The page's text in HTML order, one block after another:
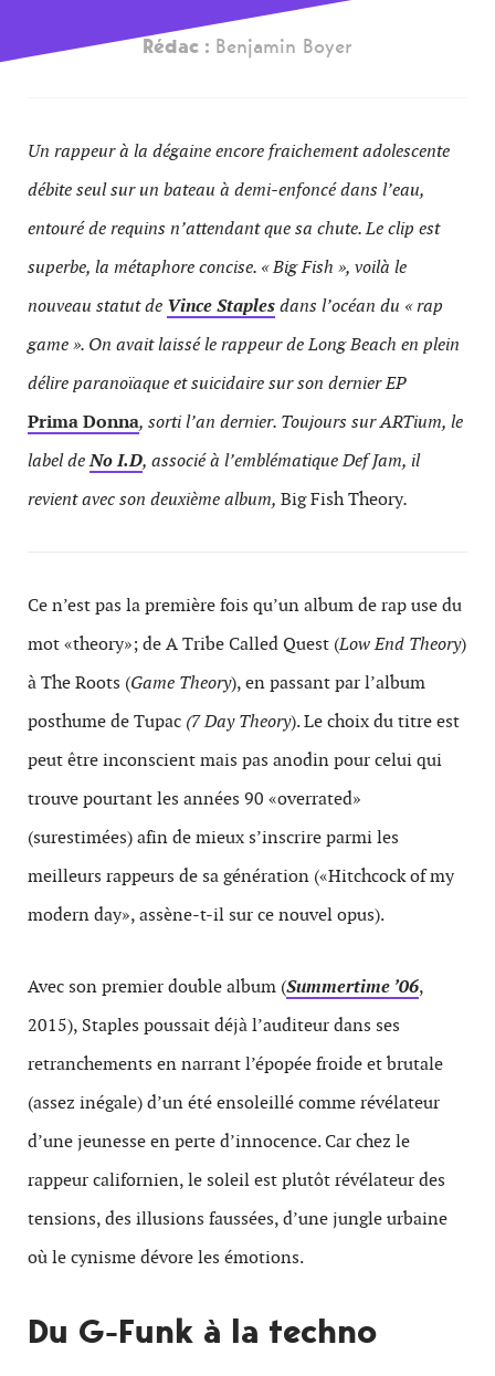
Rédac : Benjamin Boyer
Un rappeur à la dégaine encore fraichement adolescente
débite seul sur un bateau à demi-enfoncé dans l’eau,
entouré de requins n’attendant que sa chute. Le clip est
superbe, la métaphore concise. « Big Fish », voilà le
nouveau statut de Vince Staplesdans l’océan du « rap
game ». On avait laissé le rappeur de Long Beach en plein
délire paranoïaque et suicidaire sur son dernier EP
Prima Donna, sorti l’an dernier. Toujours sur ARTium, le
label deNo I.D, associé à l’emblématique Def Jam, il
revient avec son deuxième album, Big Fish Theory.
Ce n’est pas la première fois qu’un album de rap use du
mot «theory»; de A Tribe Called Quest (Low End Theory)
à The Roots (Game Theory), en passant par l’album
posthume de Tupac (7 Day Theory). Le choix du titre est
peut être inconscient mais pas anodin pour celui qui
trouve pourtant les années 90 «overrated»
(surestimées) afin de mieux s’inscrire parmi les
meilleurs rappeurs de sa génération («Hitchcock of my
modern day», assène-t-il sur ce nouvel opus).
Avec son premier double album (Summertime ’06,
2015), Staples poussait déjà l’auditeur dans ses
retranchements en narrant l’épopée froide et brutale
(assez inégale) d’un été ensoleillé comme révélateur
d’une jeunesse en perte d’innocence. Car chez le
rappeur californien, le soleil est plutôt révélateur des
tensions, des illusions faussées, d’une jungle urbaine
où le cynisme dévore les émotions.
Du G-Funk à la techno